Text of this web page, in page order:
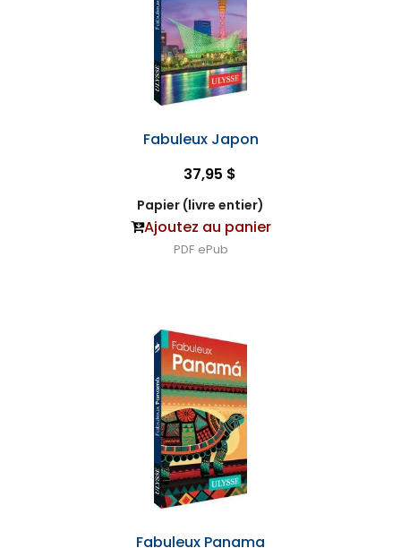
Fabuleux Japon
37,95 $
Papier (livre entier)
Ajoutez au panier
PDF ePub
Fabuleux Panama